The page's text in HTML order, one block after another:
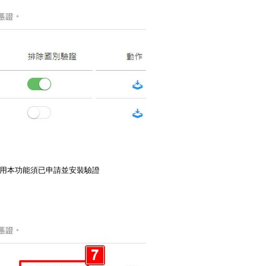
本功能須已申請並安裝驗證